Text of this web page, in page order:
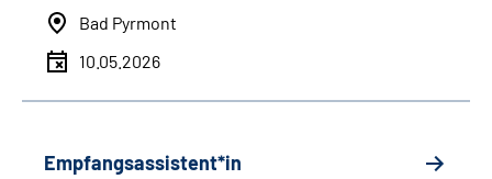
Bad Pyrmont
10.05.2026
Empfangsassistent*in